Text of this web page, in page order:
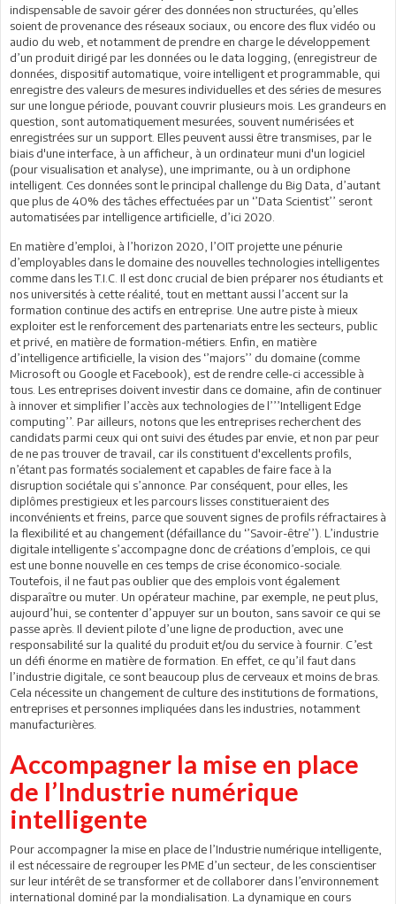
indispensable de savoir gérer des données non structurées, qu’elles
soient de provenance des réseaux sociaux, ou encore des flux vidéo ou
audio du web, et notamment de prendre en charge le développement
d’un produit dirigé par les données ou le data logging, (enregistreur de
données, dispositif automatique, voire intelligent et programmable, qui
enregistre des valeurs de mesures individuelles et des séries de mesures
sur une longue période, pouvant couvrir plusieurs mois. Les grandeurs en
question, sont automatiquement mesurées, souvent numérisées et
enregistrées sur un support. Elles peuvent aussi être transmises, par le
biais d'une interface, à un afficheur, à un ordinateur muni d'un logiciel
(pour visualisation et analyse), une imprimante, ou à un ordiphone
intelligent. Ces données sont le principal challenge du Big Data, d’autant
que plus de 40% des tâches effectuées par un ‘’Data Scientist’’ seront
automatisées par intelligence artificielle, d’ici 2020.
En matière d’emploi, à l’horizon 2020, l’OIT projette une pénurie
d’employables dans le domaine des nouvelles technologies intelligentes
comme dans les T.I.C. Il est donc crucial de bien préparer nos étudiants et
nos universités à cette réalité, tout en mettant aussi l’accent sur la
formation continue des actifs en entreprise. Une autre piste à mieux
exploiter est le renforcement des partenariats entre les secteurs, public
et privé, en matière de formation-métiers. Enfin, en matière
d’intelligence artificielle, la vision des ‘’majors’’ du domaine (comme
Microsoft ou Google et Facebook), est de rendre celle-ci accessible à
tous. Les entreprises doivent investir dans ce domaine, afin de continuer
à innover et simplifier l’accès aux technologies de l’’’Intelligent Edge
computing’’. Par ailleurs, notons que les entreprises recherchent des
candidats parmi ceux qui ont suivi des études par envie, et non par peur
de ne pas trouver de travail, car ils constituent d'excellents profils,
n’étant pas formatés socialement et capables de faire face à la
disruption sociétale qui s’annonce. Par conséquent, pour elles, les
diplômes prestigieux et les parcours lisses constitueraient des
inconvénients et freins, parce que souvent signes de profils réfractaires à
la flexibilité et au changement (défaillance du ‘’Savoir-être’’). L’industrie
digitale intelligente s’accompagne donc de créations d’emplois, ce qui
est une bonne nouvelle en ces temps de crise économico-sociale.
Toutefois, il ne faut pas oublier que des emplois vont également
disparaître ou muter. Un opérateur machine, par exemple, ne peut plus,
aujourd’hui, se contenter d’appuyer sur un bouton, sans savoir ce qui se
passe après. Il devient pilote d’une ligne de production, avec une
responsabilité sur la qualité du produit et/ou du service à fournir. C’est
un défi énorme en matière de formation. En effet, ce qu’il faut dans
l’industrie digitale, ce sont beaucoup plus de cerveaux et moins de bras.
Cela nécessite un changement de culture des institutions de formations,
entreprises et personnes impliquées dans les industries, notamment
manufacturières.
Accompagner la mise en place
de l’Industrie numérique
intelligente
Pour accompagner la mise en place de l’Industrie numérique intelligente,
il est nécessaire de regrouper les PME d’un secteur, de les conscientiser
sur leur intérêt de se transformer et de collaborer dans l’environnement
international dominé par la mondialisation. La dynamique en cours